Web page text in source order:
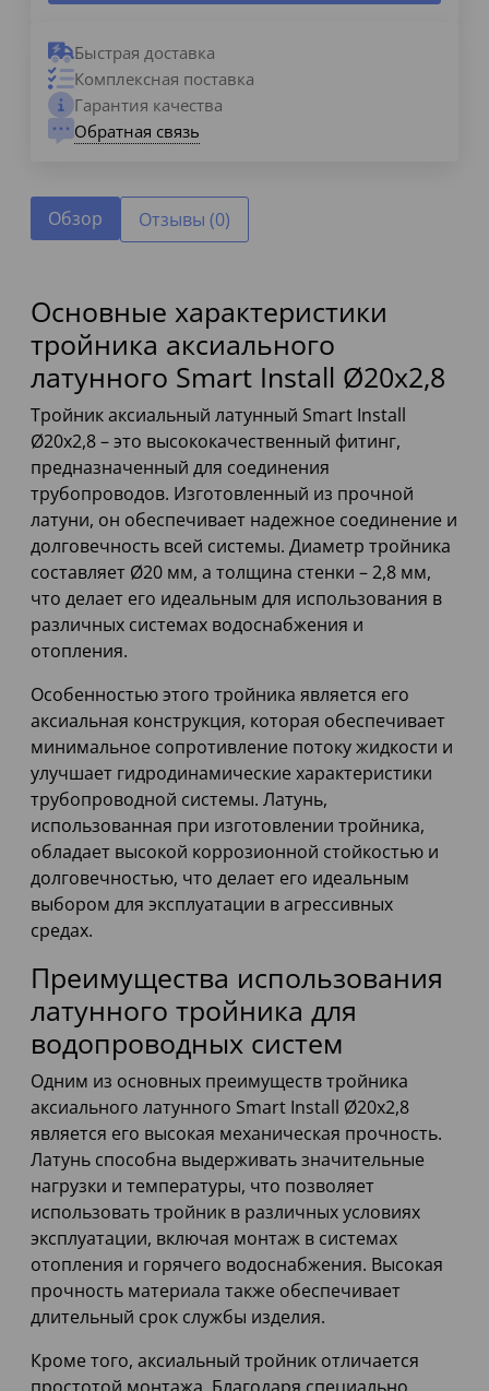
Быстрая доставка
Комплексная поставка
Гарантия качества
Обратная связь
Обзор Отзывы (0)
Основные характеристики
тройника аксиального
латунного Smart Install Ø20x2,8
Тройник аксиальный латунный Smart Install
Ø20x2,8 – это высококачественный фитинг,
предназначенный для соединения
трубопроводов. Изготовленный из прочной
латуни, он обеспечивает надежное соединение и
долговечность всей системы. Диаметр тройника
составляет Ø20 мм, а толщина стенки – 2,8 мм,
что делает его идеальным для использования в
различных системах водоснабжения и
отопления.
Особенностью этого тройника является его
аксиальная конструкция, которая обеспечивает
минимальное сопротивление потоку жидкости и
улучшает гидродинамические характеристики
трубопроводной системы. Латунь,
использованная при изготовлении тройника,
обладает высокой коррозионной стойкостью и
долговечностью, что делает его идеальным
выбором для эксплуатации в агрессивных
средах.
Преимущества использования
латунного тройника для
водопроводных систем
Одним из основных преимуществ тройника
аксиального латунного Smart Install Ø20x2,8
является его высокая механическая прочность.
Латунь способна выдерживать значительные
нагрузки и температуры, что позволяет
использовать тройник в различных условиях
эксплуатации, включая монтаж в системах
отопления и горячего водоснабжения. Высокая
прочность материала также обеспечивает
длительный срок службы изделия.
Кроме того, аксиальный тройник отличается